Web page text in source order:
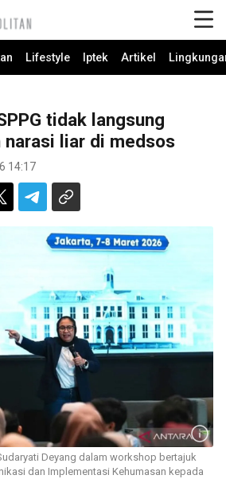
Lifestyle Iptek Artikel
tidak langsung
liar di medsos
14:17
Deyang dalam workshop bertajuk
dan Implementasi Kehumasan kepada